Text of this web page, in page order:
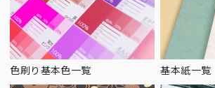
色刷り基本色一覧 基本紙一覧